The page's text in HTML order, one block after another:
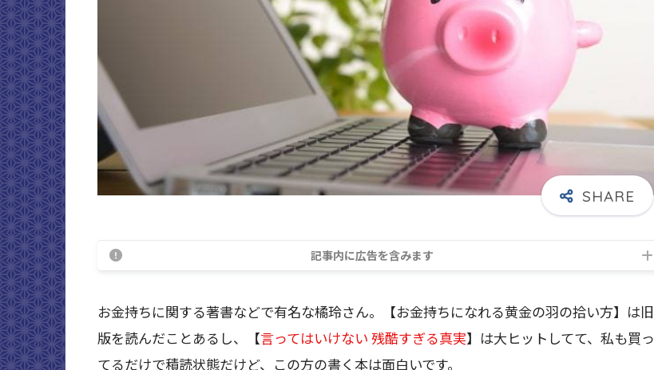
記事内に広告を含みます
お金持ちに関する著書などで有名な橘玲さん。【お金持ちになれる黄金の羽の拾い方】は旧
版を読んだことあるし、【言ってはいけない 残酷すぎる真実】は大ヒットしてて、私も買っ
てるだけで積読状態だけど、この方の書く本は面白いです。